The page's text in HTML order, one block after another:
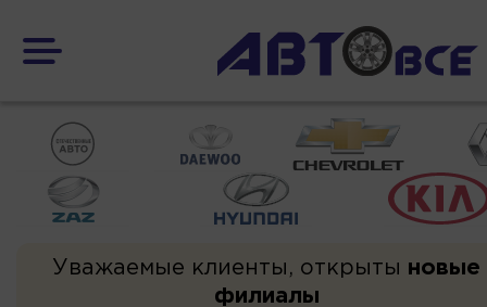
Уважаемые клиенты, открыты новые
филиалы